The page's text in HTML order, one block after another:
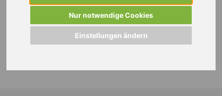
Nur notwendige Cookies
Einstellungen ändern